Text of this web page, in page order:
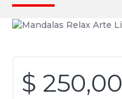
$ 250,00